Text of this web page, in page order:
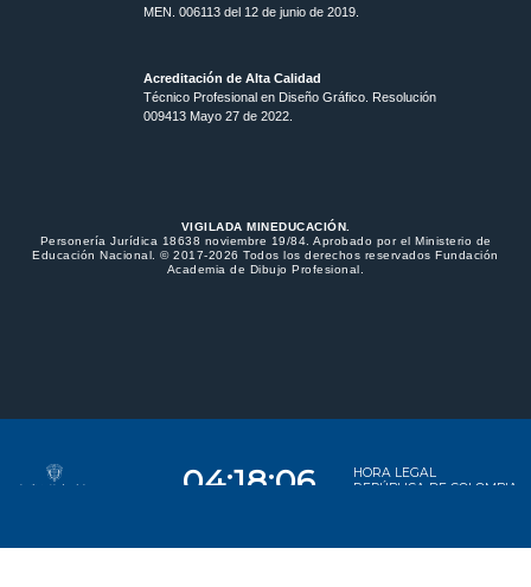
MEN. 006113 del 12 de junio de 2019.
Acreditación de Alta Calidad
Técnico Profesional en Diseño Gráfico. Resolución
009413 Mayo 27 de 2022.
VIGILADA MINEDUCACIÓN.
Personería Jurídica 18638 noviembre 19/84. Aprobado por el Ministerio de
Educación Nacional. © 2017-2026 Todos los derechos reservados Fundación
Academia de Dibujo Profesional.